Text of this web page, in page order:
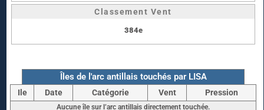
Classement Vent
384e
Îles de l'arc antillais touchés par LISA
Ile Date Catégorie Vent Pression
Aucune île sur l’arc antillais directement touchée.